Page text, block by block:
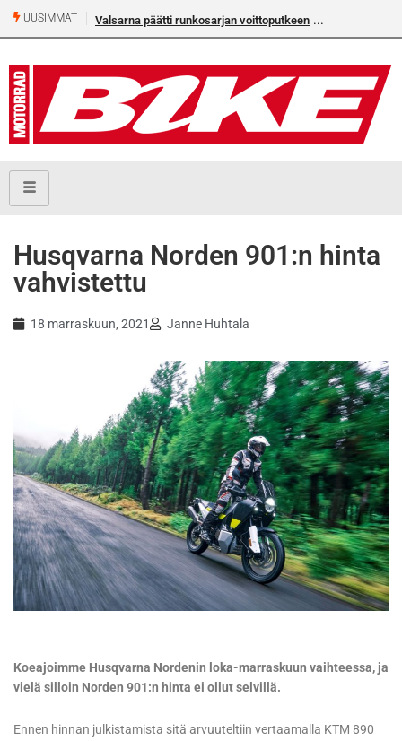
UUSIMMAT Valsarna päätti runkosarjan voittoputkeen
Husqvarna Norden 901:n hinta
vahvistettu
18 marraskuun, 2021 Janne Huhtala
Koeajoimme Husqvarna Nordenin loka-marraskuun vaihteessa, ja
vielä silloin Norden 901:n hinta ei ollut selvillä.
Ennen hinnan julkistamista sitä arvuuteltiin vertaamalla KTM 890